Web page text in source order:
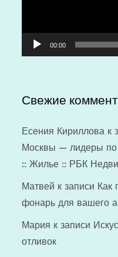
00:00
Свежие
Есения Кириллова к
Москвы — лидеры по
:: Жилье :: РБК
Матвей к записи Как
фонарь для вашего
Мария к записи
отливок